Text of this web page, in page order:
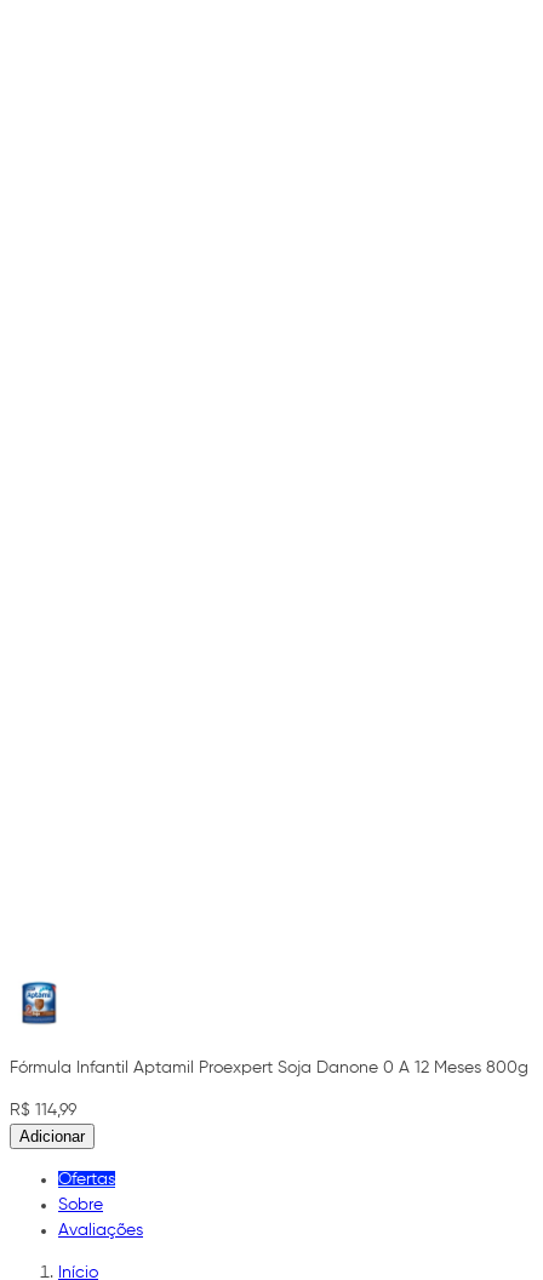
Fórmula Infantil Aptamil Proexpert Soja Danone 0 A 12 Meses 800g
R$ 114,99
Adicionar
Ofertas
Sobre
Avaliações
Início